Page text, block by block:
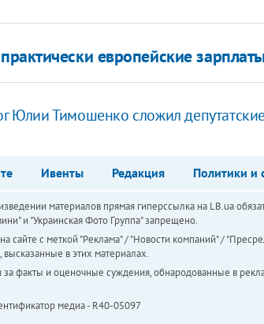
европейские
Юлии Тимошенко сложил
Ивенты Редакция Политики и
материалов прямая гиперссылка на LB.ua
и "Украинская Фото Группа" запрещено.
сайте с меткой "Реклама" / "Новости компаний" /
высказанные в этих материалах.
за факты и оценочные суждения, обнародованные в
медиа - R40-05097